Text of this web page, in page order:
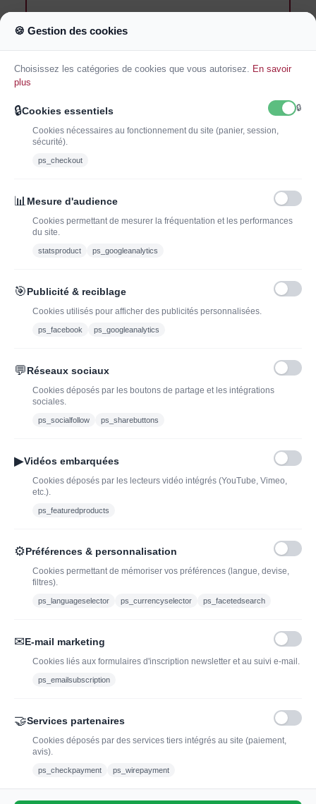
J'ADOPTEUNVIN
J'ai lu et j'accepte les conditions générales de vente
Offres du moment
Bouteilles d'exception
à découvrir| J’adopte un
vin
bouteille de champagne,
Caviste en ligne pour l’adoption de vin, champagne,
contact@jadopteunvin.fr
🍪 Gestion des cookies
Choisissez les catégories de cookies que vous autorisez. En savoir
plus
🔒Cookies essentiels 🔒
Cookies nécessaires au fonctionnement du site (panier, session,
sécurité).
ps_checkout
📊 Mesure d'audience
Cookies permettant de mesurer la fréquentation et les performances
du site.
statsproduct ps_googleanalytics
🎯Publicité & reciblage
Cookies utilisés pour afficher des publicités personnalisées.
ps_facebook ps_googleanalytics
💬Réseaux sociaux
Cookies déposés par les boutons de partage et les intégrations
sociales.
ps_socialfollow ps_sharebuttons
▶Vidéos embarquées
Cookies déposés par les lecteurs vidéo intégrés (YouTube, Vimeo,
etc.).
ps_featuredproducts
⚙Préférences & personnalisation
Cookies permettant de mémoriser vos préférences (langue, devise,
filtres).
ps_languageselector ps_currencyselector ps_facetedsearch
✉E-mail marketing
Cookies liés aux formulaires d'inscription newsletter et au suivi e-mail.
ps_emailsubscription
🤝Services partenaires
Cookies déposés par des services tiers intégrés au site (paiement,
avis).
ps_checkpayment ps_wirepayment